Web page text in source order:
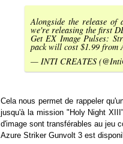
Alongside the release
we're releasing the first
Get EX Image Pulses:
pack will cost $1.99 from
— INTI CREATES
Cela nous permet de rappeler
jusqu'à la mission "Holy Night
d'image sont transférables au jeu
Azure Striker Gunvolt 3 est